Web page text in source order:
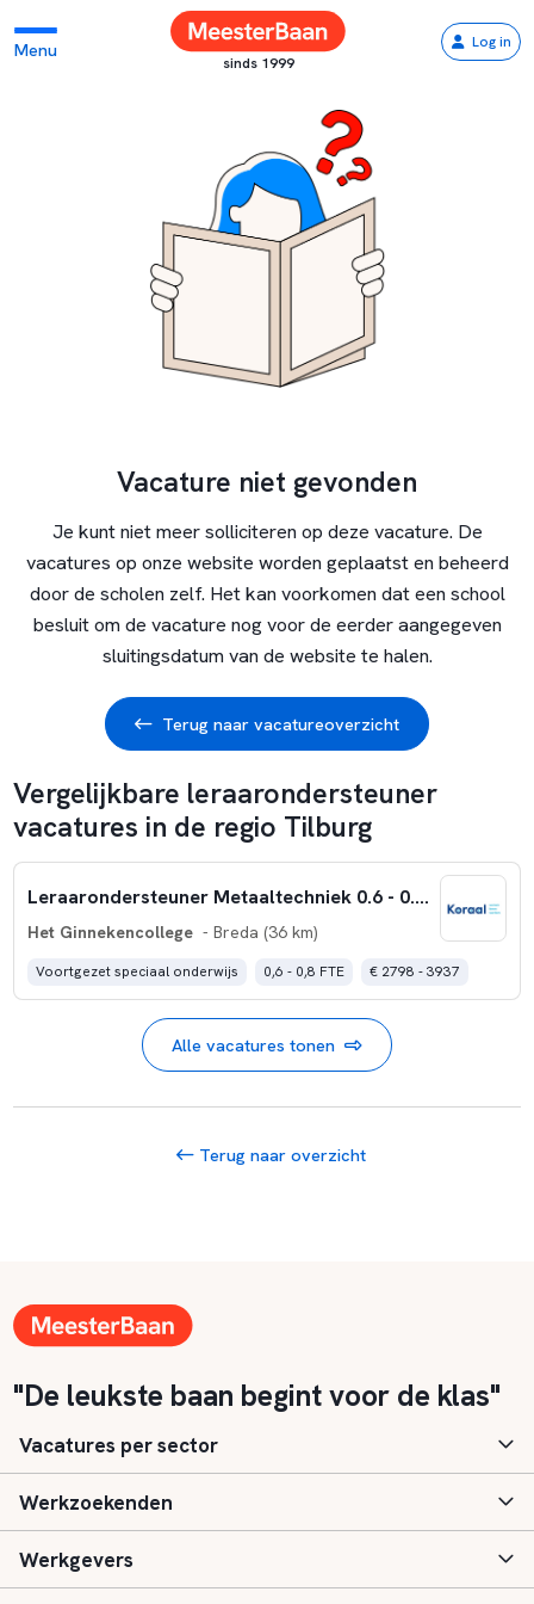
Menu
sinds 1999
Log in
Vacature niet gevonden
Je kunt niet meer solliciteren op deze vacature. De
vacatures op onze website worden geplaatst en beheerd
door de scholen zelf. Het kan voorkomen dat een school
besluit om de vacature nog voor de eerder aangegeven
sluitingsdatum van de website te halen.
Terug naar vacatureoverzicht
Vergelijkbare leraarondersteuner
vacatures in de regio Tilburg
Leraarondersteuner Metaaltechniek 0.6 - 0.8 fte - Het Ginnekencollege Breda
Het Ginnekencollege - Breda (36 km)
Voortgezet speciaal onderwijs 0,6 - 0,8 FTE € 2798 - 3937
Alle vacatures tonen
Terug naar overzicht
"De leukste baan begint voor de klas"
Vacatures per sector
Basisonderwijs
Speciaal (basis) onderwijs
Werkzoekenden
Aanmelden
Werkgevers